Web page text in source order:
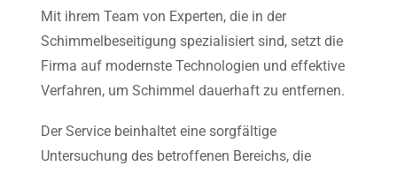
Mit ihrem Team von Experten, die in der
Schimmelbeseitigung spezialisiert sind, setzt die
Firma auf modernste Technologien und effektive
Verfahren, um Schimmel dauerhaft zu entfernen.
Der Service beinhaltet eine sorgfältige
Untersuchung des betroffenen Bereichs, die